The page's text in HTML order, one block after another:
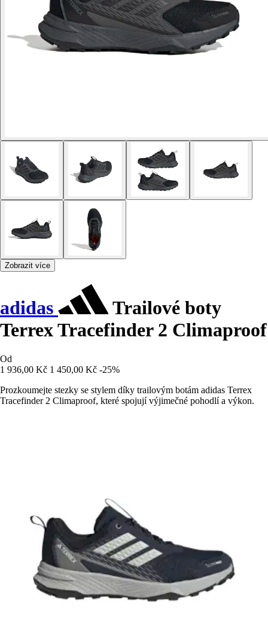
Zobrazit více
adidas
Trailové boty
Terrex Tracefinder 2 Climaproof
Od
1 936,00 Kč 1 450,00 Kč -25%
Prozkoumejte stezky se stylem díky trailovým botám adidas Terrex
Tracefinder 2 Climaproof, které spojují výjimečné pohodlí a výkon.